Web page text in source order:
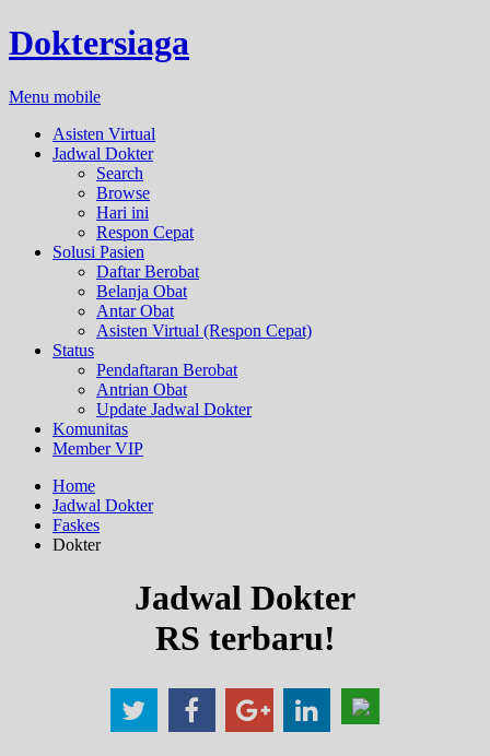
Doktersiaga
Menu mobile
Asisten Virtual
Jadwal Dokter
Search
Browse
Hari ini
Respon Cepat
Solusi Pasien
Daftar Berobat
Belanja Obat
Antar Obat
Asisten Virtual (Respon Cepat)
Status
Pendaftaran Berobat
Antrian Obat
Update Jadwal Dokter
Komunitas
Member VIP
Home
Jadwal Dokter
Faskes
Dokter
Jadwal Dokter
RS terbaru!